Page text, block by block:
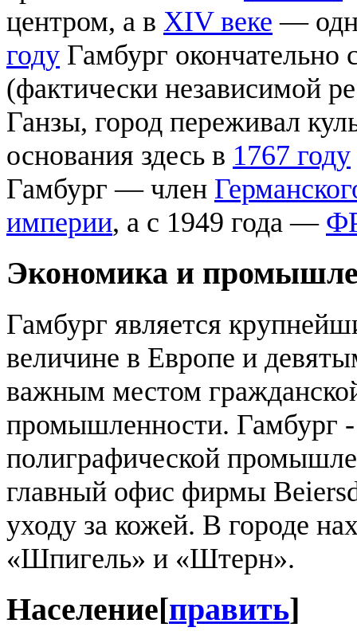
центром, а в XIV веке —
году Гамбург
(фактически независимой
Ганзы, город переживал
основания здесь в 1767 году
Гамбург — член
империи, а с 1949 года —
Экономика и
Гамбург является
величине в Европе и
важным местом
промышленности. Гамбург
полиграфической
главный офис фирмы
уходу за кожей. В городе
«Шпигель» и «Штерн».
Население[править]